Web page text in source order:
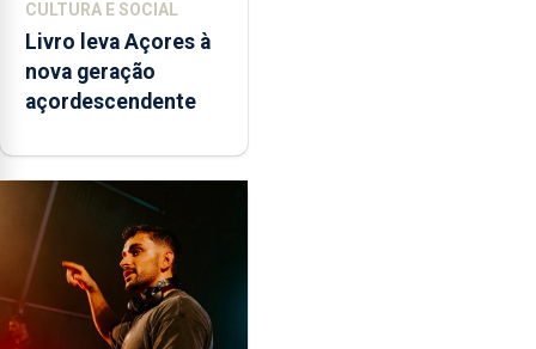
CULTURA E SOCIAL
Livro leva Açores à
nova geração
açordescendente